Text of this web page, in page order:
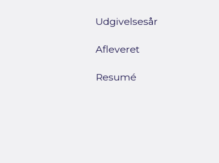
Udgivelsesår
Afleveret
Resumé